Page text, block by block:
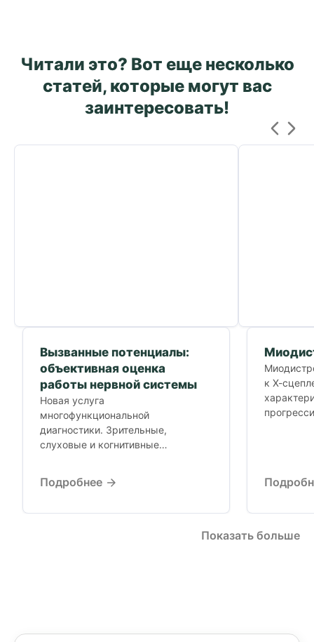
Читали это? Вот еще несколько
статей, которые могут вас
заинтересовать!
Вызванные потенциалы:
объективная оценка
работы нервной системы
Новая услуга
многофункциональной
диагностики. Зрительные,
слуховые и когнитивные
нервной системы, когда
Подробнее
к Х-
Показать больше